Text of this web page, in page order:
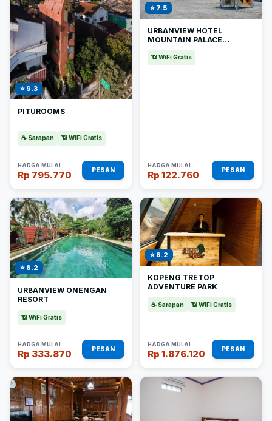
⭐ 9.3
PITUROOMS
☕ Sarapan 📶 WiFi Gratis
HARGA MULAI
Rp 795.770 PESAN
⭐ 7.5
URBANVIEW HOTEL
MOUNTAIN PALACE
📶 WiFi Gratis
HARGA MULAI
Rp 122.760 PESAN
⭐ 8.2
URBANVIEW ONENGAN
RESORT
📶 WiFi Gratis
HARGA MULAI
Rp 333.870 PESAN
⭐ 8.2
KOPENG TRETOP
ADVENTURE PARK
☕ Sarapan 📶 WiFi Gratis
HARGA MULAI
Rp 1.876.120 PESAN